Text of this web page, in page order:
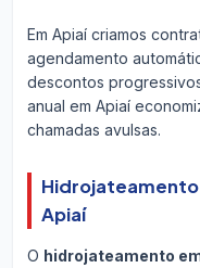
Em Apiaí criamos
agendamento
descontos
anual em Apiaí
chamadas avulsas.
Hidrojateamento
Apiaí
O hidrojateamento